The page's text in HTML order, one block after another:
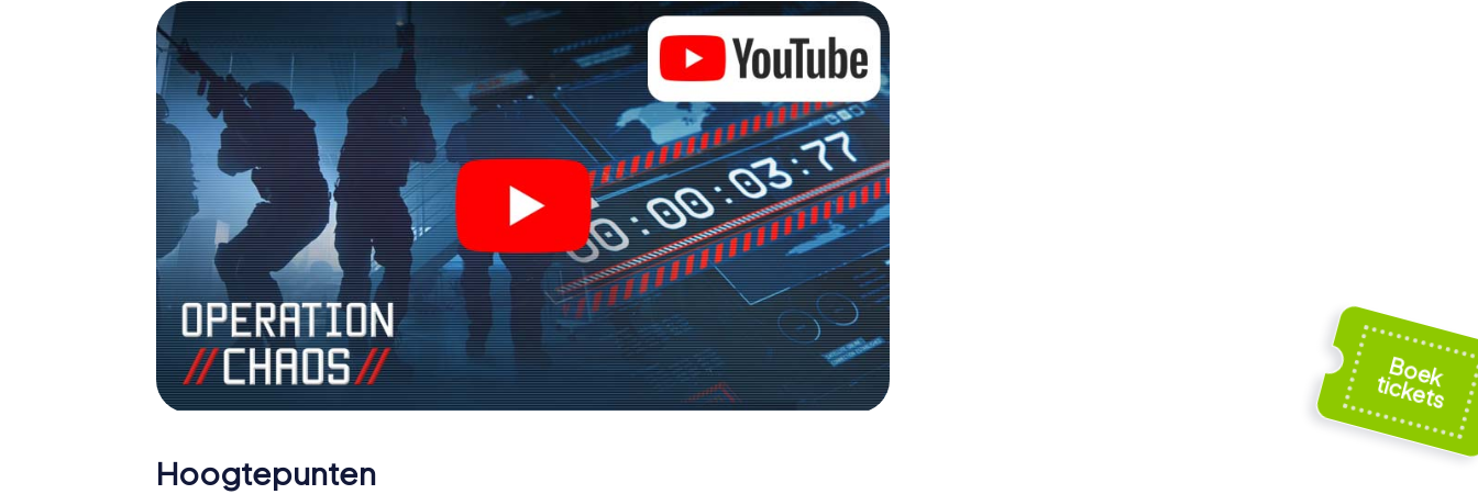
agenten en verander Székesfehérvár in een escaperoom in de buitenlucht!
Hoogtepunten